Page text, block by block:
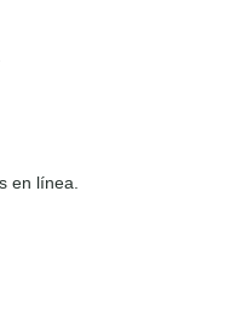
en línea.